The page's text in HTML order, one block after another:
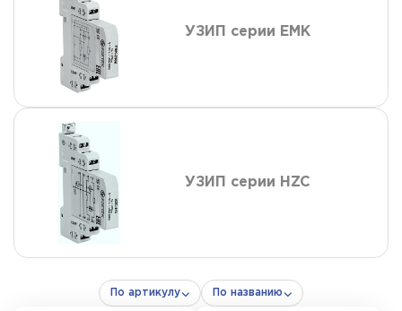
УЗИП серии EMK
УЗИП серии HZC
По артикулу По названию